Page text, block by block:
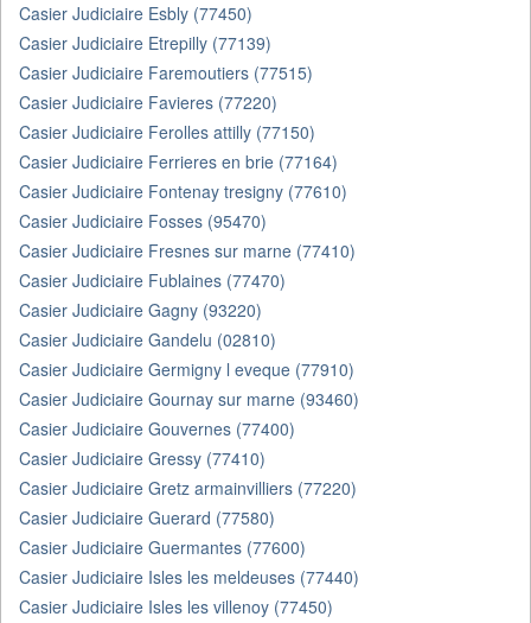
Casier Judiciaire Esbly (77450)
Casier Judiciaire Etrepilly (77139)
Casier Judiciaire Faremoutiers (77515)
Casier Judiciaire Favieres (77220)
Casier Judiciaire Ferolles attilly (77150)
Casier Judiciaire Ferrieres en brie (77164)
Casier Judiciaire Fontenay tresigny (77610)
Casier Judiciaire Fosses (95470)
Casier Judiciaire Fresnes sur marne (77410)
Casier Judiciaire Fublaines (77470)
Casier Judiciaire Gagny (93220)
Casier Judiciaire Gandelu (02810)
Casier Judiciaire Germigny l eveque (77910)
Casier Judiciaire Gournay sur marne (93460)
Casier Judiciaire Gouvernes (77400)
Casier Judiciaire Gressy (77410)
Casier Judiciaire Gretz armainvilliers (77220)
Casier Judiciaire Guerard (77580)
Casier Judiciaire Guermantes (77600)
Casier Judiciaire Isles les meldeuses (77440)
Casier Judiciaire Isles les villenoy (77450)